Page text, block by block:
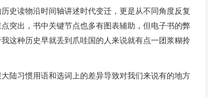
史读物沿时间轴讲述时代变迁，更是从不同角度反复
突出，书中关键节点也多有图表辅助，但电子书的弊
这种历史早就丢到爪哇国的人来说就有点一团浆糊拎
陆习惯用语和选词上的差异导致对我们来说有的地方